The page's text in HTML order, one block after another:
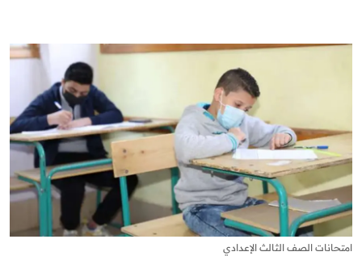
امتحانات الصف الثالث الإعدادي